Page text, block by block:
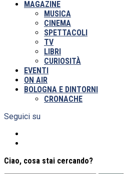
MAGAZINE
MUSICA
CINEMA
SPETTACOLI
TV
LIBRI
CURIOSITÀ
EVENTI
ON AIR
BOLOGNA E DINTORNI
CRONACHE
Seguici su
Ciao, cosa stai cercando?